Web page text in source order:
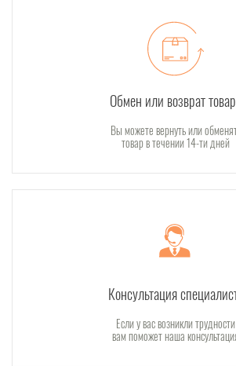
Обмен или возврат
Вы можете вернуть или
товар в течении 14-ти дней
Консультация
Если у вас возникли трудности
вам поможет наша